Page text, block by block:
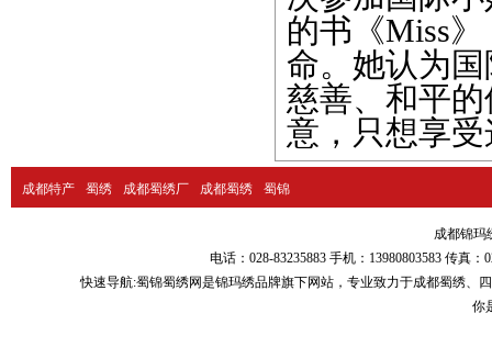
的书《Miss
命。她认为
慈善、和平
意，只想享
成都特产 蜀绣 成都蜀绣厂 成都蜀绣 蜀锦
成都锦玛
电话：028-83235883 手机：13980803583 传真
快速导航:蜀锦蜀绣网是锦玛绣品牌旗下网站，专业致力于成都蜀绣、
你